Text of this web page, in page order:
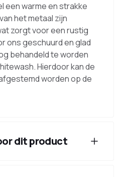
een warme en strakke
het metaal zijn
zorgt voor een rustig
ons geschuurd en glad
behandeld te worden
Hierdoor kan de
worden op de
dit product